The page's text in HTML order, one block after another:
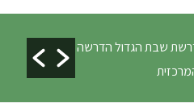
שבת הגדול הדרשה